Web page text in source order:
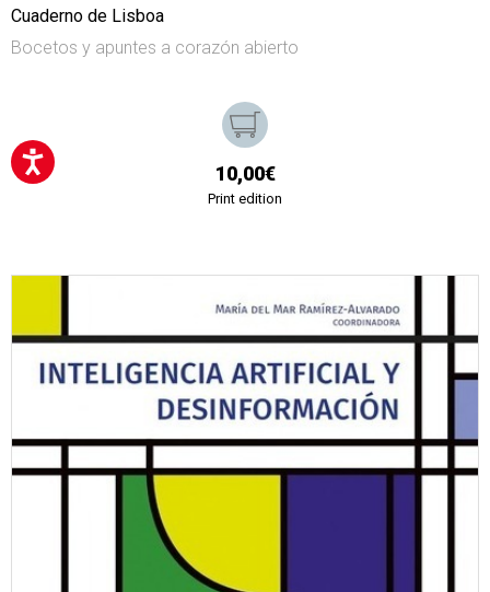
Cuaderno de Lisboa
Bocetos y apuntes a corazón abierto
10,00€
Print edition